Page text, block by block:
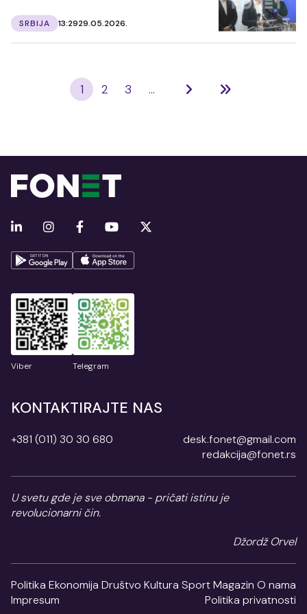
SRBIJA 13:2929.05.2026.
1 2 3 ...
Viber Telegram
KONTAKTIRAJTE NAS
+381 (011) 30 30 680
desk.fonet@gmail.com
redakcija@fonet.rs
U svetu gde je sve obmana - pričati istinu je
revolucionarni čin.
Džordž Orvel
Politika Ekonomija Društvo Kultura SportMagazin O nama
Impresum
Politika privatnosti